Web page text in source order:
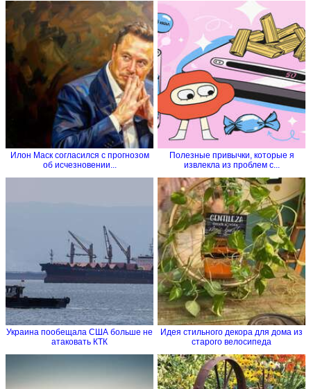
Илон Маск согласился с прогнозом
об исчезновении...
Полезные привычки, которые я
извлекла из проблем с...
Украина пообещала США больше не
атаковать КТК
Идея стильного декора для дома из
старого велосипеда